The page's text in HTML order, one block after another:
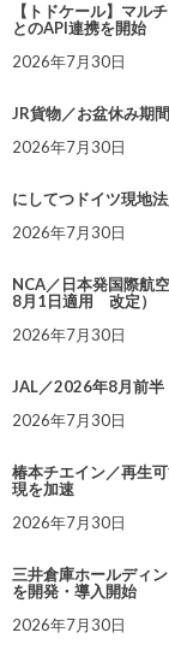
【トドケール】マル
とのAPI連携を開始
2026年7月30日
JR貨物／お盆休み期
2026年7月30日
にしてつドイツ現地
2026年7月30日
NCA／日本発国際航
8月1日適用 改定）
2026年7月30日
JAL／2026年8月前
2026年7月30日
椿本チエイン／再生
現を加速
2026年7月30日
三井倉庫ホールディ
を開発・導入開始
2026年7月30日